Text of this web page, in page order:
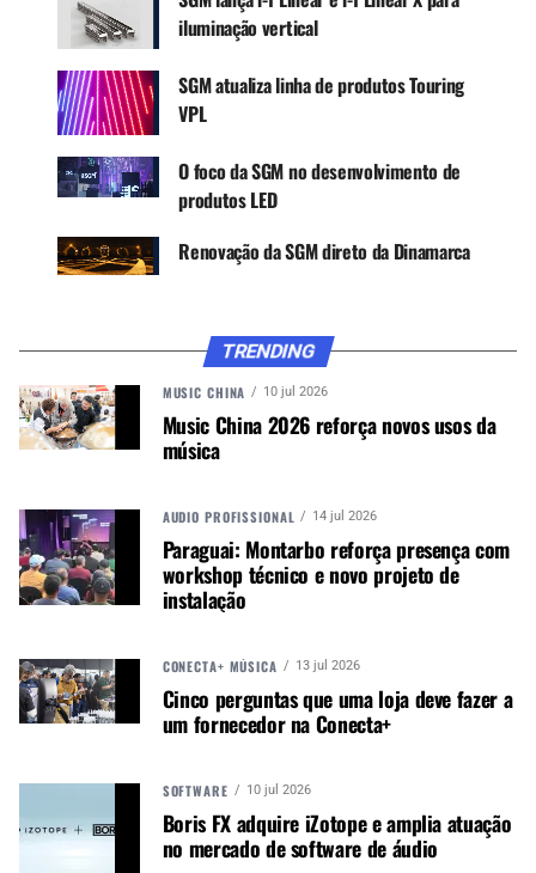
CONTINUE ACOMPANHANDO
Receba novas matérias do Música & Mercado no
WhatsApp e no Google News.
Nicolas comenta: “Estou muito feliz por me juntar
à equipe de profissionais de iluminação da SGM,
cujo claro compromisso com a inovação e
indústria. A SGM é uma empresa que respeito há
muito tempo e agora ter a oportunidade de ajudar
a expandir seus negócios por meio de uma base
tão forte de clientes e parceiros é uma honra.
O CEO da SGM Light, Ulrik Jacobsen, acrescenta:
“Nicolas é a pessoa certa para executar nossa
neste importante mercado continuará a crescer e
reforçará a reputação de inovação da SGM Light
e ajudará a aumentar o conhecimento do produto
iluminação vertical
SGM atualiza linha de produtos Touring
VPL
O foco da SGM no desenvolvimento de
produtos LED
Renovação da SGM direto da Dinamarca
TRENDING
MUSIC CHINA 10 jul 2026
Music China 2026 reforça novos usos da
música
AUDIO PROFISSIONAL 14 jul 2026
Paraguai: Montarbo reforça presença com
workshop técnico e novo projeto de
instalação
CONECTA+ MÚSICA 13 jul 2026
Cinco perguntas que uma loja deve fazer a
um fornecedor na Conecta+
SOFTWARE 10 jul 2026
Boris FX adquire iZotope e amplia atuação
no mercado de software de áudio